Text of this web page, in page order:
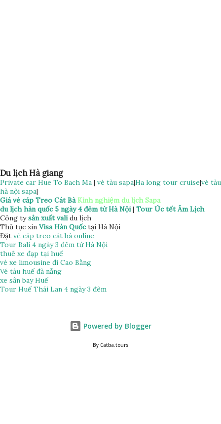
Du lịch Hà giang
Private car Hue To Bach Ma | vé tàu sapa|Ha long tour cruise|vé tàu
hà nội sapa|
Giá vé cáp Treo Cát Bà Kinh nghiệm du lịch Sapa
du lịch hàn quốc 5 ngày 4 đêm từ Hà Nội| Tour Úc tết Âm Lịch
Công tysản xuất validu lịch
Thủ tục xin Visa Hàn Quốctại Hà Nội
Đặt vé cáp treo cát bà online
Tour Bali 4 ngày 3 đêm từ Hà Nội
thuê xe đạp tại huế
vé xe limousine đi Cao Bằng
Vé tàu huế đà nẵng
xe sân bay Huế
Tour Huế Thái Lan 4 ngày 3 đêm
Powered by Blogger
By Catba.tours